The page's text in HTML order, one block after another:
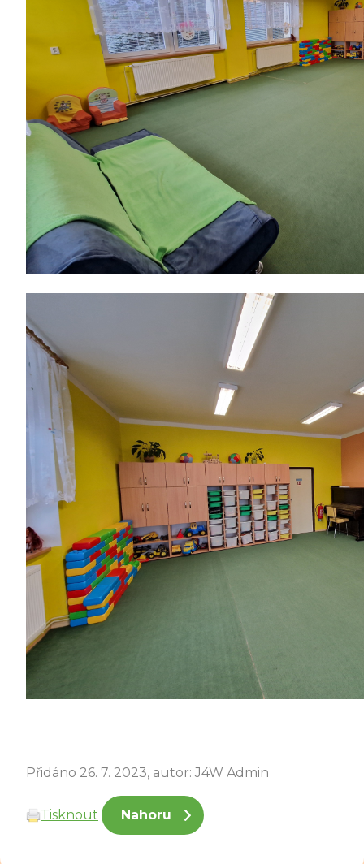
Přidáno 26. 7. 2023, autor: J4W Admin
Tisknout Nahoru